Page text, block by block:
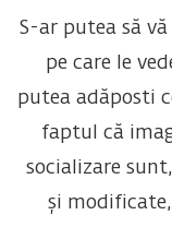
S-ar putea să
pe care le
putea adăposti
faptul că
socializare
și